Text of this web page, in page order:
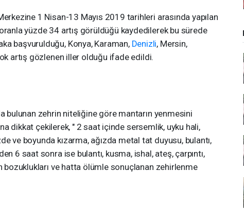
1 Nisan-13 Mayıs 2019 tarihleri arasında yapılan
yüzde 34 artış görüldüğü kaydedilerek bu sürede
başvurulduğu, Konya, Karaman, Denizli, Mersin,
artış gözlenen iller olduğu ifade edildi.
zehrin niteliğine göre mantarın yenmesini
dikkat çekilerek, " 2 saat içinde sersemlik, uyku hali,
ve boyunda kızarma, ağızda metal tat duyusu, bulantı,
6 saat sonra ise bulantı, kusma, ishal, ateş, çarpıntı,
bozuklukları ve hatta ölümle sonuçlanan zehirlenme